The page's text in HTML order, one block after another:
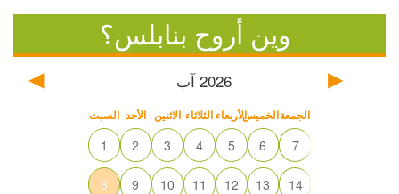
وين أروح بنابلس؟
2026 آب
السبت الأحد الاثنين الثلاثاء الأربعاءالخميسالجمعة
1 2 3 4 5 6 7
8 9 10 11 12 13 14